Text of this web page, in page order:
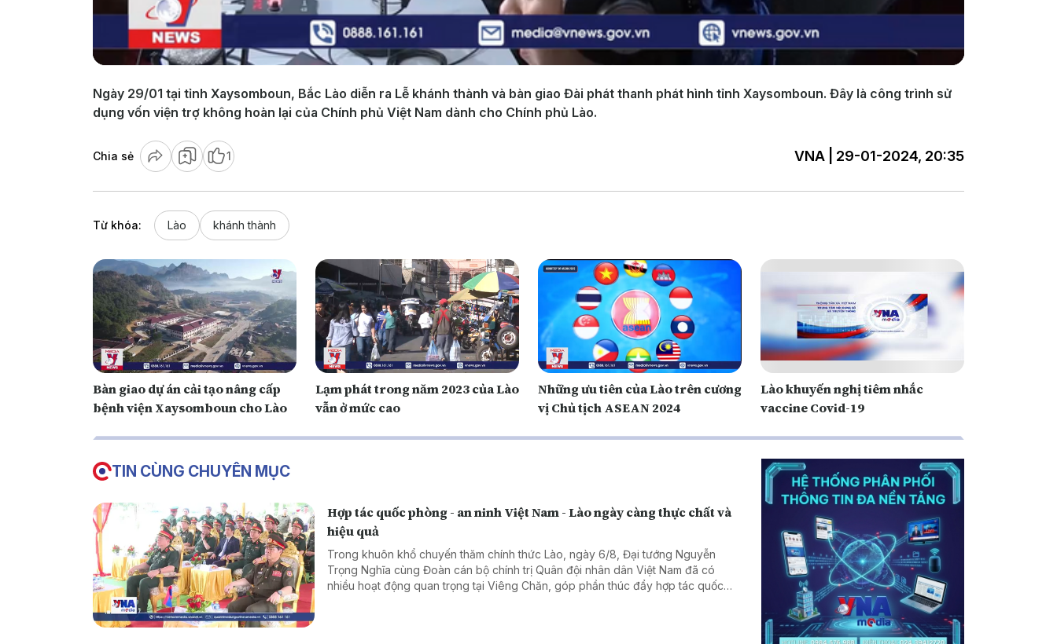
Ngày 29/01 tại tỉnh Xaysomboun, Bắc Lào diễn ra Lễ khánh thành và bàn giao Đài phát thanh phát hình tỉnh Xaysomboun. Đây là công trình sử
dụng vốn viện trợ không hoàn lại của Chính phủ Việt Nam dành cho Chính phủ Lào.
Chia sẻ 1 VNA | 29-01-2024, 20:35
Từ khóa: Lào khánh thành
Bàn giao dự án cải tạo nâng cấp
bệnh viện Xaysomboun cho Lào
Lạm phát trong năm 2023 của Lào
vẫn ở mức cao
Những ưu tiên của Lào trên cương
vị Chủ tịch ASEAN 2024
Lào khuyến nghị tiêm nhắc
vaccine Covid-19
TIN CÙNG CHUYÊN MỤC
Hợp tác quốc phòng - an ninh Việt Nam - Lào ngày càng thực chất và
hiệu quả
Trong khuôn khổ chuyến thăm chính thức Lào, ngày 6/8, Đại tướng Nguyễn
Trọng Nghĩa cùng Đoàn cán bộ chính trị Quân đội nhân dân Việt Nam đã có
nhiều hoạt động quan trọng tại Viêng Chăn, góp phần thúc đẩy hợp tác quốc